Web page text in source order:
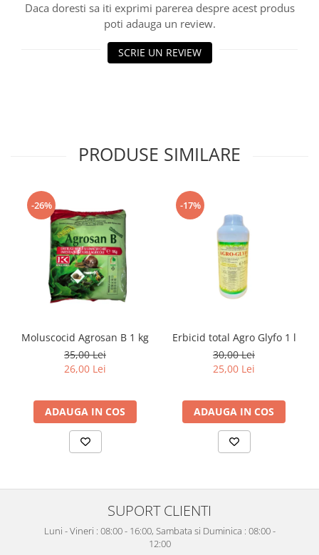
Daca doresti sa iti exprimi parerea despre acest produs
poti adauga un review.
SCRIE UN REVIEW
PRODUSE SIMILARE
-26%
Moluscocid Agrosan B 1 kg
35,00 Lei
26,00 Lei
ADAUGA IN COS
-17%
Erbicid total Agro Glyfo 1 l
30,00 Lei
25,00 Lei
ADAUGA IN COS
SUPORT CLIENTI
Luni - Vineri : 08:00 - 16:00, Sambata si Duminica : 08:00 -
12:00